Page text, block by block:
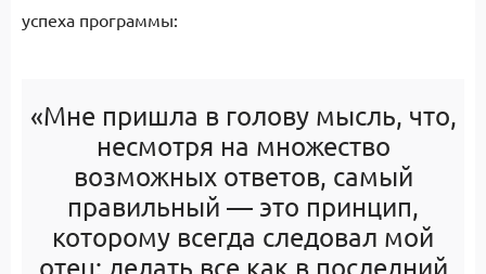
успеха программы:
«Мне пришла в голову мысль, что,
несмотря на множество
возможных ответов, самый
правильный — это принцип,
которому всегда следовал мой
отец: делать все как в последний